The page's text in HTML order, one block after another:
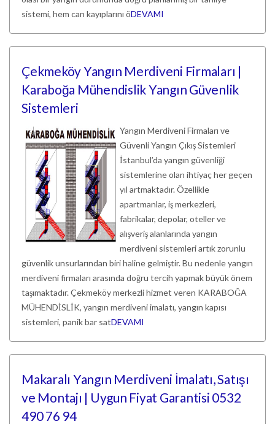
sistemi, hem can kayıplarını öDEVAMI
Çekmeköy Yangın Merdiveni Firmaları |
Karaboğa Mühendislik Yangın Güvenlik
Sistemleri
Yangın Merdiveni Firmaları ve
Güvenli Yangın Çıkış Sistemleri
İstanbul’da yangın güvenliği
sistemlerine olan ihtiyaç her geçen
yıl artmaktadır. Özellikle
apartmanlar, iş merkezleri,
fabrikalar, depolar, oteller ve
alışveriş alanlarında yangın
merdiveni sistemleri artık zorunlu
güvenlik unsurlarından biri haline gelmiştir. Bu nedenle yangın
merdiveni firmaları arasında doğru tercih yapmak büyük önem
taşımaktadır. Çekmeköy merkezli hizmet veren KARABOĞA
MÜHENDİSLİK, yangın merdiveni imalatı, yangın kapısı
sistemleri, panik bar satDEVAMI
Makaralı Yangın Merdiveni İmalatı, Satışı
ve Montajı | Uygun Fiyat Garantisi 0532
490 76 94